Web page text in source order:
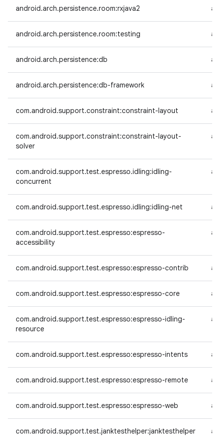
android.arch.persistence.room:rxjava2
android.arch.persistence.room:testing
android.arch.persistence:db
android.arch.persistence:db-framework
com.android.support.constraint:constraint-layout
com.android.support.constraint:constraint-layout-
solver
com.android.support.test.espresso.idling:idling-
concurrent
com.android.support.test.espresso.idling:idling-net
com.android.support.test.espresso:espresso-
accessibility
com.android.support.test.espresso:espresso-contrib
com.android.support.test.espresso:espresso-core
com.android.support.test.espresso:espresso-idling-
resource
com.android.support.test.espresso:espresso-intents
com.android.support.test.espresso:espresso-remote
com.android.support.test.espresso:espresso-web
com.android.support.test.janktesthelper:janktesthelper